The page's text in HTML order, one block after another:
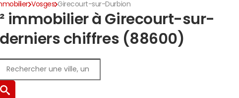
Vosges Girecourt-sur-Durbion
immobilier à Girecourt-sur-
chiffres (88600)